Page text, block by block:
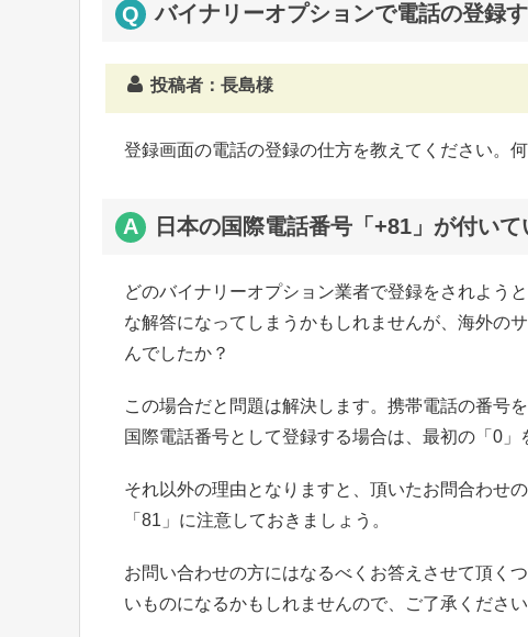
バイナリーオプションで電話の登録
投稿者：長島様
登録画面の電話の登録の仕方を教えてください。
日本の国際電話番号「+81」が付い
どのバイナリーオプション業者で登録をされよう
な解答になってしまうかもしれませんが、海外の
んでしたか？
この場合だと問題は解決します。携帯電話の番号
国際電話番号として登録する場合は、最初の「0
それ以外の理由となりますと、頂いたお問合わせ
「81」に注意しておきましょう。
お問い合わせの方にはなるべくお答えさせて頂く
いものになるかもしれませんので、ご了承ください